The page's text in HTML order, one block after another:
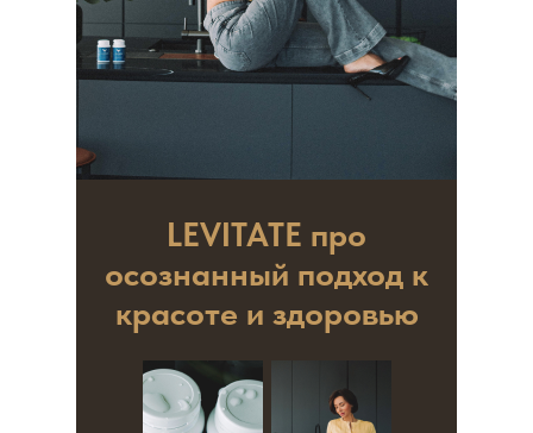
LEVITATE про
осознанный подход к
красоте и здоровью